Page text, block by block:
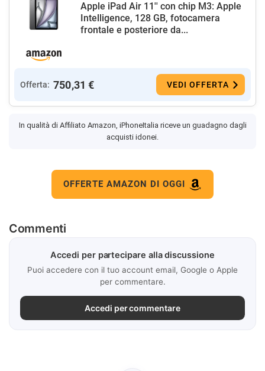
Apple iPad Air 11'' con chip M3: Apple
Intelligence, 128 GB, fotocamera
frontale e posteriore da...
Offerta: 750,31 € VEDI OFFERTA
In qualità di Affiliato Amazon, iPhoneItalia riceve un guadagno dagli
acquisti idonei.
OFFERTE AMAZON DI OGGI
Commenti
Accedi per partecipare alla discussione
Puoi accedere con il tuo account email, Google o Apple
per commentare.
Accedi per commentare